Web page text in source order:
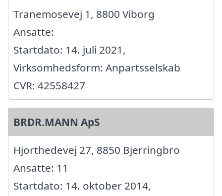
Tranemosevej 1, 8800 Viborg
Ansatte:
Startdato: 14. juli 2021,
Virksomhedsform: Anpartsselskab
CVR: 42558427
BRDR.MANN ApS
Hjorthedevej 27, 8850 Bjerringbro
Ansatte: 11
Startdato: 14. oktober 2014,